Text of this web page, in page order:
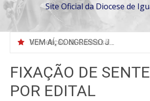
Site Oficial da Diocese de
VEM AÍ, CONGRESSO JOVEM 2026 EM SENADOR POMPEU
FIXAÇÃO DE
POR EDITAL